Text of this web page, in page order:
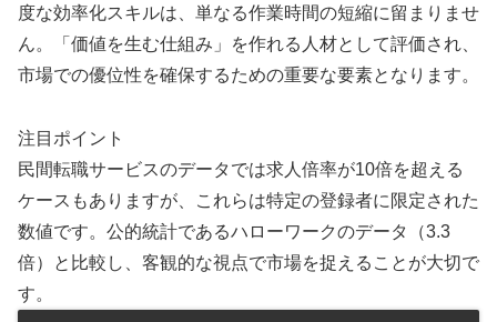
度な効率化スキルは、単なる作業時間の短縮に留まりませ
ん。「価値を生む仕組み」を作れる人材として評価され、
市場での優位性を確保するための重要な要素となります。
注目ポイント
民間転職サービスのデータでは求人倍率が10倍を超える
ケースもありますが、これらは特定の登録者に限定された
数値です。公的統計であるハローワークのデータ（3.3
倍）と比較し、客観的な視点で市場を捉えることが大切で
す。